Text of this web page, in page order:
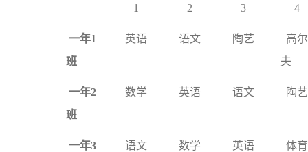
1 2 3 4
一年1
班
英语 语文 陶艺
高尔
夫
一年2
班
数学 英语 语文 陶艺
一年3
语文 数学 英语 体育